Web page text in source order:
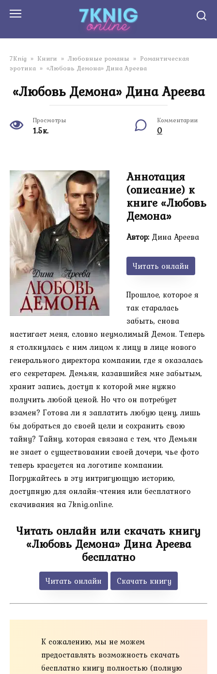
7Knig » Книги » Любовные романы » Романтическая
эротика » «Любовь Демона» Дина Ареева
«Любовь Демона» Дина Ареева
Просмотры
1.5к.
Комментарии
0
Аннотация
(описание) к
книге «Любовь
Демона»
Автор:Дина Ареева
Читать онлайн
Прошлое, которое я
так старалась
забыть, снова
настигает меня, словно неумолимый Демон. Теперь
я столкнулась с ним лицом к лицу в лице нового
генерального директора компании, где я оказалась
его секретарем. Демьян, казавшийся мне забытым,
хранит запись, доступ к которой мне нужно
получить любой ценой. Но что он потребует
взамен? Готова ли я заплатить любую цену, лишь
бы добраться до своей цели и сохранить свою
тайну? Тайну, которая связана с тем, что Демьян
не знает о существовании своей дочери, чье фото
теперь красуется на логотипе компании.
Погружайтесь в эту интригующую историю,
доступную для онлайн-чтения или бесплатного
скачивания на 7knig.online.
Читать онлайн или скачать книгу
«Любовь Демона» Дина Ареева
бесплатно
Читать онлайн Скачать книгу
К сожалению, мы не можем
предоставлять возможность скачать
бесплатно книгу полностью (полную